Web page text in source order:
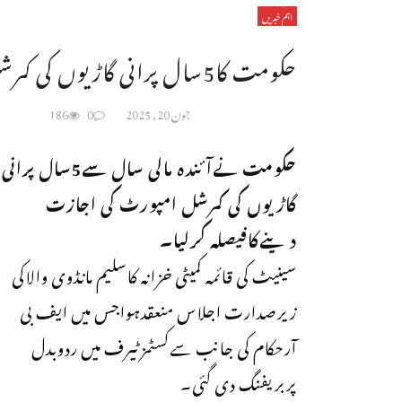
اہم خبریں
حکومت کا5سال پرانی گاڑیوں کی کمرشل امپورٹ کی اجازت کافیصلہ
جون 20, 2025 0
186
حکومت نےآئندہ مالی سال سے5سال پرانی
گاڑیوں کی کمرشل امپورٹ کی اجازت
دینےکافیصلہ کرلیا۔
سینیٹ کی قائمہ کمیٹی خزانہ کاسلیم مانڈوی والاکی
زیرصدارت اجلاس منعقدہواجس میں ایف بی
آرحکام کی جانب سےکسٹمزٹیرف میں ردوبدل
پربریفنگ دی گئی۔